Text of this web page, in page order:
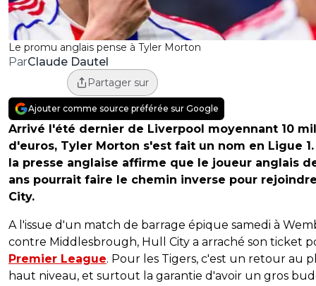
Le promu anglais pense à Tyler Morton
ParClaude Dautel
Partager sur
Ajouter comme source préférée sur Google
Arrivé l'été dernier de Liverpool moyennant 10
d'euros, Tyler Morton s'est fait un nom en Ligue 1.
la presse anglaise affirme que le joueur anglais
ans pourrait faire le chemin inverse pour
City.
A l'issue d'un match de barrage épique samedi à
contre Middlesbrough, Hull City a arraché son ticket
Premier League. Pour les Tigers, c'est un retour au
haut niveau, et surtout la garantie d'avoir un gros